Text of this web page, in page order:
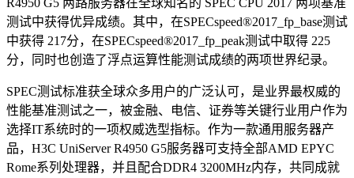
测试中获得优异成绩。其中，在SPECspeed®2017_fp_base测试
中获得 217分，在SPECspeed®2017_fp_peak测试中取得 225
分，同时也创造了浮点运算性能测试成绩的两项世界纪录。
SPEC测试标准获全球众多用户的广泛认可，是业界最权威的
性能基准测试之一，被金融、电信、证券等关键行业用户作为
选择IT系统时的一项权威选型指标。作为一款通用服务器产
品，H3C UniServer R4950 G5服务器可支持全部AMD EPYC
Rome系列处理器，并且配合DDR4 3200MHz内存，共同成就